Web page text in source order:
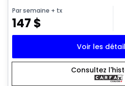
Par semaine + tx
147 $
Voir les
Consultez